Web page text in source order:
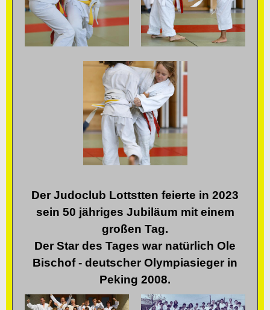
Der Judoclub Lottstten feierte in 2023
sein 50 jähriges Jubiläum mit einem
großen Tag.
Der Star des Tages war natürlich Ole
Bischof - deutscher Olympiasieger in
Peking 2008.